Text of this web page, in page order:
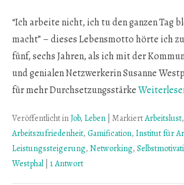
“Ich arbeite nicht, ich tu den ganzen Tag
macht” – dieses Lebensmotto hörte ich
fünf, sechs Jahren, als ich mit der
und genialen Netzwerkerin Susanne
für mehr Durchsetzungsstärke
Veröffentlicht inJob, Leben MarkiertArbeitslust,
Arbeitszufriedenheit, Gamification, Institut für
Leistungssteigerung, Networking,
Westphal 1 Antwort